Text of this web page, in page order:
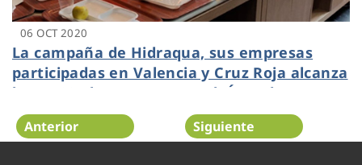
06 OCT 2020
La campaña de Hidraqua, sus empresas
participadas en Valencia y Cruz Roja alcanza
las 6.520 altas nuevas en el ‘Área de
clientes’ de la página web
Anterior Siguiente